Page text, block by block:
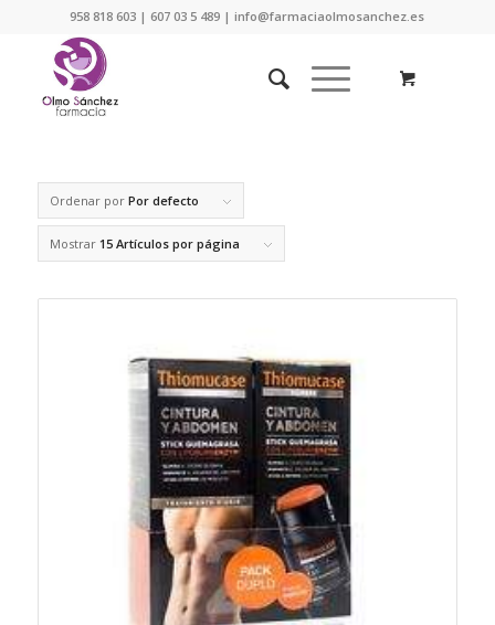
958 818 603 | 607 03 5 489 | info@farmaciaolmosanchez.es
Ordenar por Por defecto
Mostrar 15 Artículos por página